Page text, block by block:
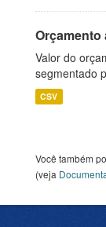
Orçamento
Valor do
segmentado
CSV
Você também
(veja